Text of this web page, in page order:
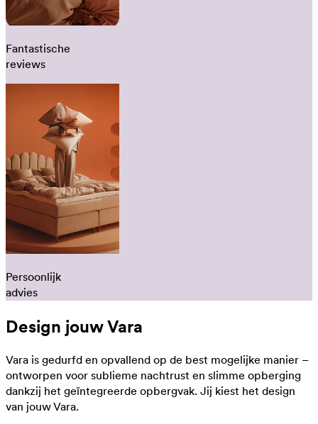
Fantastische
reviews
Persoonlijk
advies
Design jouw Vara
Vara is gedurfd en opvallend op de best mogelijke manier –
ontworpen voor sublieme nachtrust en slimme opberging
dankzij het geïntegreerde opbergvak. Jij kiest het design
van jouw Vara.